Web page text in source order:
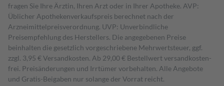
fragen Sie Ihre Ärztin, Ihren Arzt oder in Ihrer Apotheke. AVP:
Üblicher Apothekenverkaufspreis berechnet nach der
Arzneimittelpreisverordnung. UVP: Unverbindliche
Preisempfehlung des Herstellers. Die angegebenen Preise
beinhalten die gesetzlich vorgeschriebene Mehrwertsteuer, ggf.
zzgl. 3,95 € Versandkosten. Ab 29,00 € Bestell­wert versand­kosten­
frei. Preisänderungen und Irrtümer vorbehalten. Alle Angebote
und Gratis-Beigaben nur solange der Vorrat reicht.